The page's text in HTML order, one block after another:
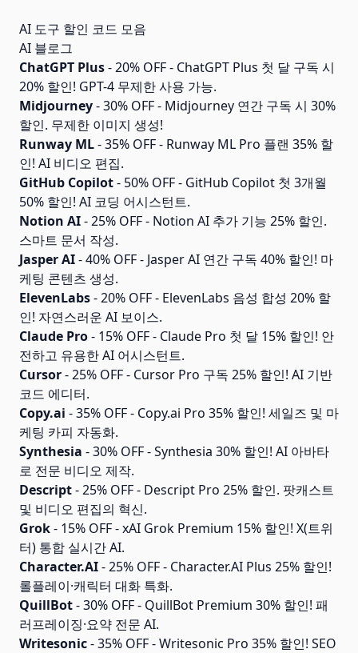
AI 도구 할인 코드 모음
AI 블로그
ChatGPT Plus- 20% OFF - ChatGPT Plus 첫 달 구독 시
20% 할인! GPT-4 무제한 사용 가능.
Midjourney- 30% OFF - Midjourney 연간 구독 시 30%
할인. 무제한 이미지 생성!
Runway ML- 35% OFF - Runway ML Pro 플랜 35% 할
인! AI 비디오 편집.
GitHub Copilot- 50% OFF - GitHub Copilot 첫 3개월
50% 할인! AI 코딩 어시스턴트.
Notion AI- 25% OFF - Notion AI 추가 기능 25% 할인.
스마트 문서 작성.
Jasper AI- 40% OFF - Jasper AI 연간 구독 40% 할인! 마
케팅 콘텐츠 생성.
ElevenLabs- 20% OFF - ElevenLabs 음성 합성 20% 할
인! 자연스러운 AI 보이스.
Claude Pro- 15% OFF - Claude Pro 첫 달 15% 할인! 안
전하고 유용한 AI 어시스턴트.
Cursor- 25% OFF - Cursor Pro 구독 25% 할인! AI 기반
코드 에디터.
Copy.ai - 35% OFF - Copy.ai Pro 35% 할인! 세일즈 및 마
케팅 카피 자동화.
Synthesia - 30% OFF - Synthesia 30% 할인! AI 아바타
로 전문 비디오 제작.
Descript- 25% OFF - Descript Pro 25% 할인. 팟캐스트
및 비디오 편집의 혁신.
Grok- 15% OFF - xAI Grok Premium 15% 할인! X(트위
터) 통합 실시간 AI.
Character.AI- 25% OFF - Character.AI Plus 25% 할인!
롤플레이·캐릭터 대화 특화.
QuillBot- 30% OFF - QuillBot Premium 30% 할인! 패
러프레이징·요약 전문 AI.
Writesonic- 35% OFF - Writesonic Pro 35% 할인! SEO